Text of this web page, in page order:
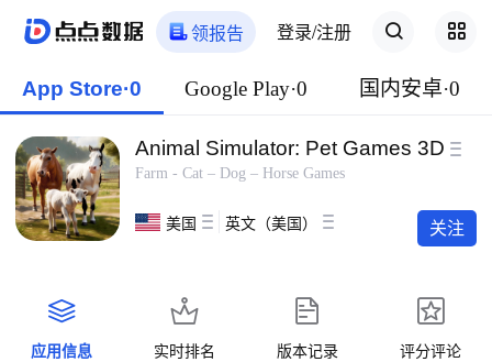
领报告 登录/注册
App Store·0 Google Play·0 国内安卓·0
Animal Simulator: Pet Games 3D
Farm - Cat – Dog – Horse Games
美国 英文（美国） 关注
应用信息 实时排名 版本记录 评分评论